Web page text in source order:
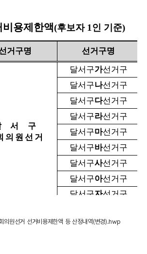
의원선거 선거비용제한액 등 산정내역(변경).hwp